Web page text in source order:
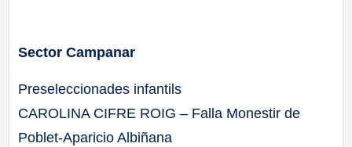
Sector Campanar
Preseleccionades infantils
CAROLINA CIFRE ROIG – Falla Monestir de
Poblet-Aparicio Albiñana